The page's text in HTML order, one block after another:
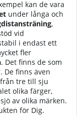
kan de vara
under långa och
,
vid
i endast ett
fler
. Det finns de som
De finns även
tre till sju
olika färger,
av olika märken.
för Dig.